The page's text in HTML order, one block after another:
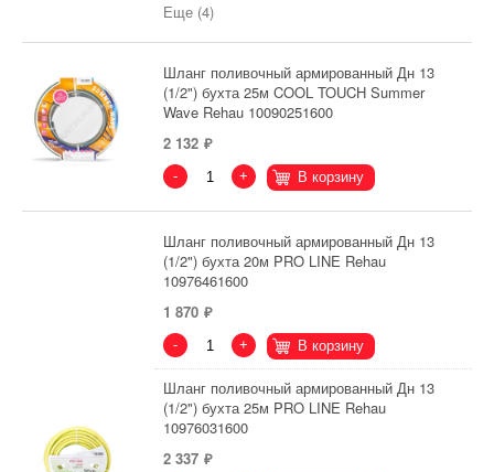
Еще (4)
Шланг поливочный армированный Дн 13
(1/2") бухта 25м COOL TOUCH Summer
Wave Rehau 10090251600
2 132
- + В корзину
Шланг поливочный армированный Дн 13
(1/2") бухта 20м PRO LINE Rehau
10976461600
1 870
- + В корзину
Шланг поливочный армированный Дн 13
(1/2") бухта 25м PRO LINE Rehau
10976031600
2 337